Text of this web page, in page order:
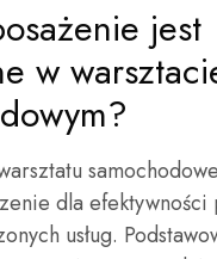
jest
w
dla
usług.